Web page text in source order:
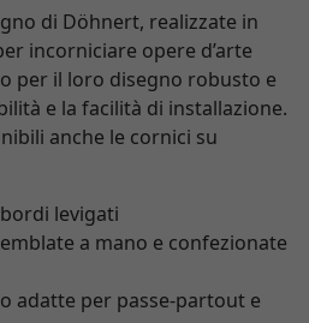
di Döhnert, realizzate in
incorniciare opere d’arte
per il loro disegno robusto e
e la facilità di installazione.
anche le cornici su
levigati
a mano e confezionate
adatte per passe-partout e